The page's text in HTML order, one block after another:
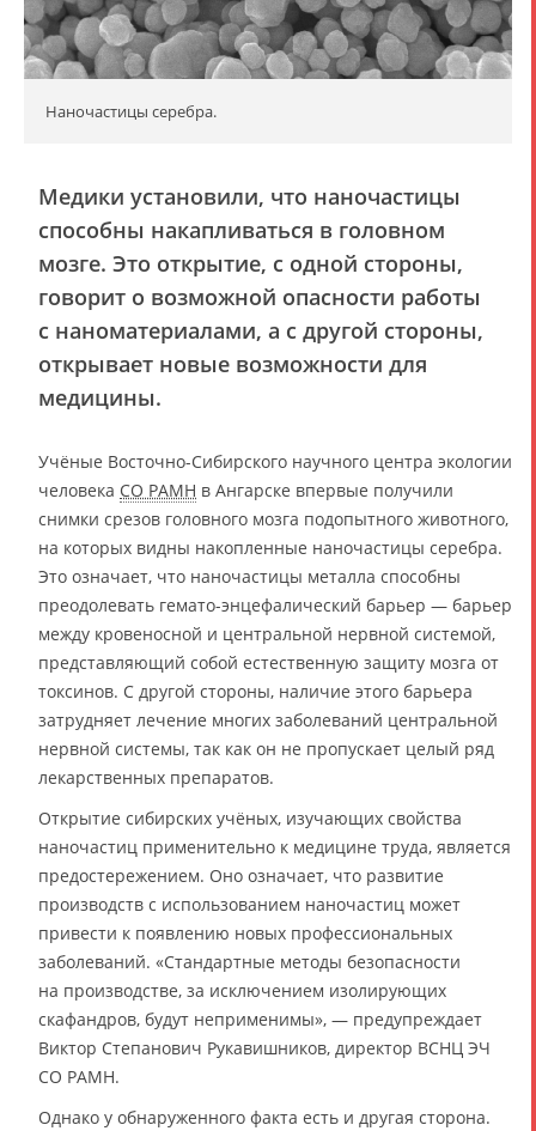
Наночастицы серебра.
Медики установили, что наночастицы
способны накапливаться в головном
мозге. Это открытие, с одной стороны,
говорит о возможной опасности работы
с наноматериалами, а с другой стороны,
открывает новые возможности для
медицины.
Учёные Восточно-Сибирского научного центра экологии
человека СО РАМН в Ангарске впервые получили
снимки срезов головного мозга подопытного животного,
на которых видны накопленные наночастицы серебра.
Это означает, что наночастицы металла способны
преодолевать гемато-энцефалический барьер — барьер
между кровеносной и центральной нервной системой,
представляющий собой естественную защиту мозга от
токсинов. С другой стороны, наличие этого барьера
затрудняет лечение многих заболеваний центральной
нервной системы, так как он не пропускает целый ряд
лекарственных препаратов.
Открытие сибирских учёных, изучающих свойства
наночастиц применительно к медицине труда, является
предостережением. Оно означает, что развитие
производств с использованием наночастиц может
привести к появлению новых профессиональных
заболеваний. «Стандартные методы безопасности
на производстве, за исключением изолирующих
скафандров, будут неприменимы», — предупреждает
Виктор Степанович Рукавишников, директор ВСНЦ ЭЧ
СО РАМН.
Однако у обнаруженного факта есть и другая сторона.